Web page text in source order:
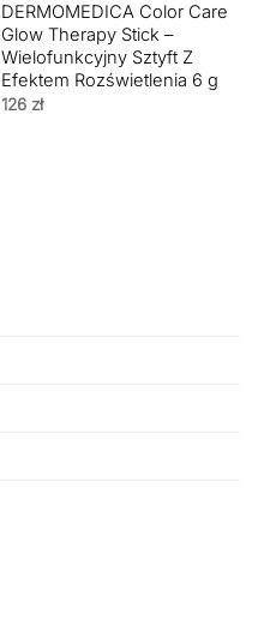
DERMOMEDICA Color Care
Glow Therapy Stick –
Wielofunkcyjny Sztyft Z
Efektem Rozświetlenia 6 g
126 zł